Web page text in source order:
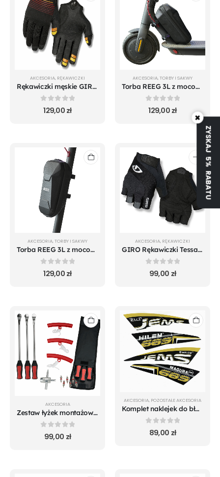
AKCESORIA, RĘKAWICZKI
Rękawiczki męskie GIRO DND długi palec heatwave black
0out of 5
129,00zł
AKCESORIA, TORBY I SAKWY
Torba REEG 3L z mocowaniem na ramie do Xiaomi m365 Pro Mi 1S Pro 2 Mi 3 Essential
0out of 5
129,00zł
AKCESORIA, TORBY I SAKWY
Torba REEG 3L z mocowaniem do Xiaomi m365 Pro Mi 1S Pro 2 Mi 3 Essential
0out of 5
129,00zł
AKCESORIA, RĘKAWICZKI
GIRO Rękawiczki Tessa Gel
0out of 5
99,00 zł
AKCESORIA
Zestaw łyżek montażowych do opon
0out of 5
99,00 zł
AKCESORIA, POZOSTAŁE AKCESORIA
Komplet naklejek do błotników Hiley Tiger KING
0out of 5
89,00 zł
×
ZYSKAJ 5% RABATU